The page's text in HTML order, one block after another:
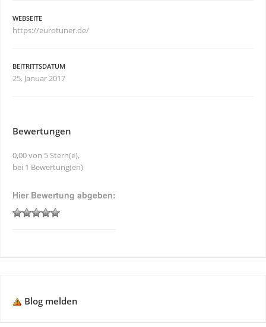
WEBSEITE
https://eurotuner.de/
BEITRITTSDATUM
25. Januar 2017
Bewertungen
0,00 von 5 Stern(e),
bei 1 Bewertung(en)
Hier Bewertung abgeben:
Blog melden